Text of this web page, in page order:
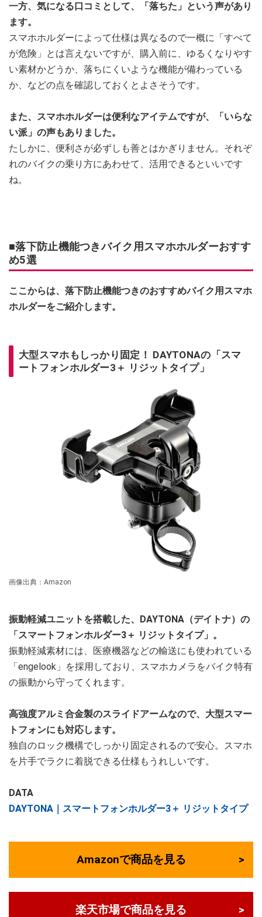
一方、気になる口コミとして、「落ちた」という声があり
ます。
スマホホルダーによって仕様は異なるので一概に「すべて
が危険」とは言えないですが、購入前に、ゆるくなりやす
い素材かどうか、落ちにくいような機能が備わっている
か、などの点を確認しておくとよさそうです。
また、スマホホルダーは便利なアイテムですが、「いらな
い派」の声もありました。
たしかに、便利さが必ずしも善とはかぎりません。それぞ
れのバイクの乗り方にあわせて、活用できるといいです
ね。
■落下防止機能つきバイク用スマホホルダーおすす
め5選
ここからは、落下防止機能つきのおすすめバイク用スマホ
ホルダーをご紹介します。
大型スマホもしっかり固定！ DAYTONAの「スマ
ートフォンホルダー3＋ リジットタイプ」
画像出典：Amazon
振動軽減ユニットを搭載した、DAYTONA（デイトナ）の
「スマートフォンホルダー3＋ リジットタイプ」。
振動軽減素材には、医療機器などの輸送にも使われている
「engelook」を採用しており、スマホカメラをバイク特有
の振動から守ってくれます。
高強度アルミ合金製のスライドアームなので、大型スマー
トフォンにも対応します。
独自のロック機構でしっかり固定されるので安心。スマホ
を片手でラクに着脱できる仕様もうれしいです。
DATA
DAYTONA｜スマートフォンホルダー3＋ リジットタイプ
Amazonで商品を見る
楽天市場で商品を見る